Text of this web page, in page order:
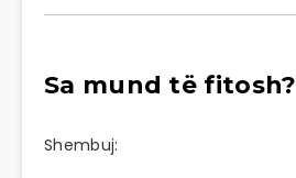
Sa mund të fitosh?
Shembuj: